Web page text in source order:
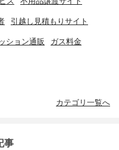
引越し見積もりサイト
ション通販 ガス料金
カテゴリ一覧へ
事